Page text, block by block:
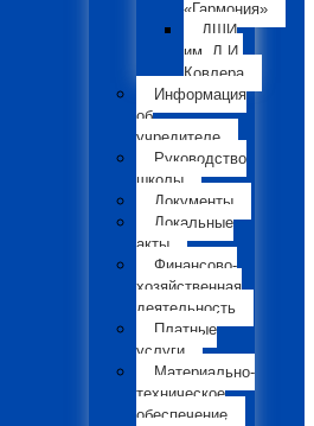
«Гармония»
ДШИ
им. Л.И.
Ковлера
Информация
об
учредителе
Руководство
школы
Документы
Локальные
акты
Финансово-
хозяйственная
деятельность
Платные
услуги
Материально-
техническое
обеспечение